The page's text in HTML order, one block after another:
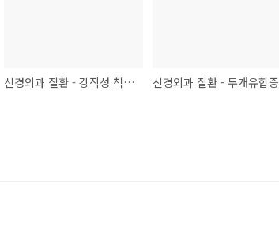
신경외과 질환 - 강직성 척추염 신경외과 질환 - 두개유합증